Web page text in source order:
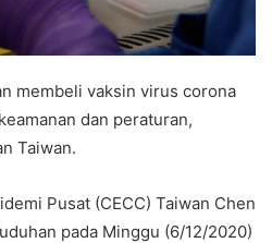
membeli vaksin virus corona
dan peraturan,
Taiwan.
Pusat (CECC) Taiwan Chen
pada Minggu (6/12/2020)